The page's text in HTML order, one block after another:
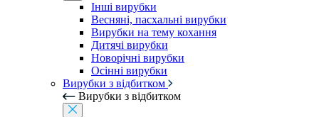
Інші вирубки
Весняні, пасхальні вирубки
Вирубки на тему кохання
Дитячі вирубки
Новорічні вирубки
Осінні вирубки
Вирубки з відбитком
Вирубки з відбитком